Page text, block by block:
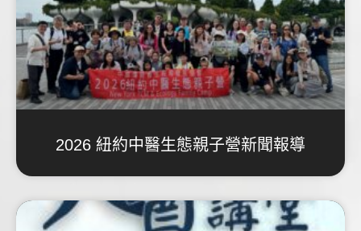
2026 紐約中醫生態親子營新聞報導